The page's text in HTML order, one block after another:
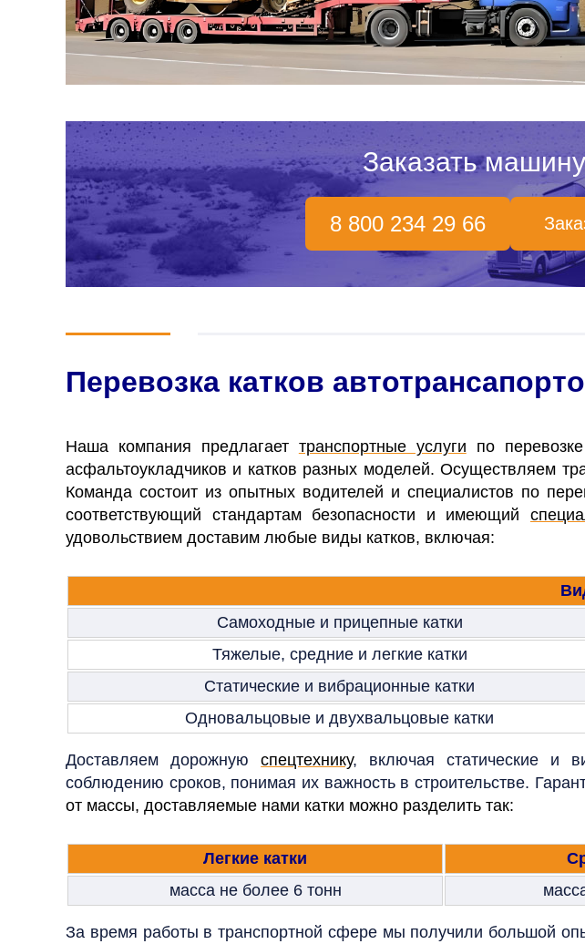
Заказать
8 800 234 29 66
Перевозка катков
Наша компания предлагает транспортные услуги по
асфальтоукладчиков и катков разных моделей. Осуществляем
Команда состоит из опытных водителей и специалистов по
соответствующий стандартам безопасности и имеющий
удовольствием доставим любые виды катков, включая:
Самоходные и прицепные катки
Тяжелые, средние и легкие катки
Статические и вибрационные катки
Одновальцовые и двухвальцовые катки
Доставляем дорожнуюспецтехнику, включая статические и
соблюдению сроков, понимая их важность в строительстве.
от массы, доставляемые нами катки можно разделить так:
Легкие катки
масса не более 6 тонн
За время работы в транспортной сфере мы получили большой